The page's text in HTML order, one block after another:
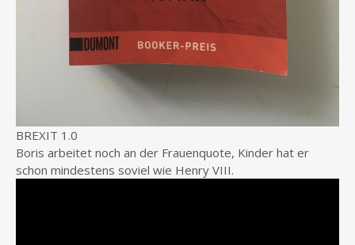
BREXIT 1.0
Boris arbeitet noch an der Frauenquote, Kinder hat er
schon mindestens soviel wie Henry VIII.